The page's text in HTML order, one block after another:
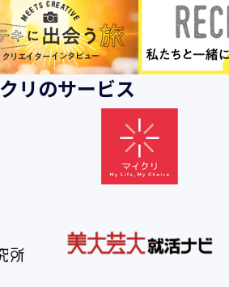
ル、郵便、書面、電話等の手段によっ
個人情報を、当社は取得・収集させて
れた際に情報を収集させていただく方
、利用されるURL、ブラウザや携帯電
などの情報を含みます。
の公表】
の利用目的の範囲内で利用すること
の附属書A.3.4.2.4に基づき公表し
＞
リのサービス